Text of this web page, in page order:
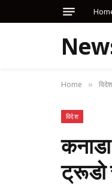
Home » विदेश
विदेश
ट्रूडो